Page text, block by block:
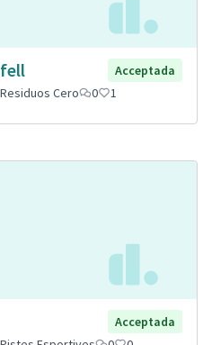
Acceptada
Residuos Cero 0 1
Acceptada